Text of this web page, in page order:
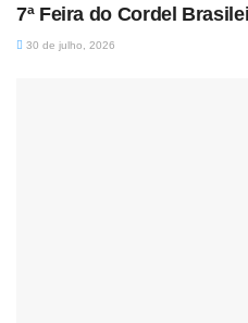
7ª Feira do Cordel
30 de julho, 2026